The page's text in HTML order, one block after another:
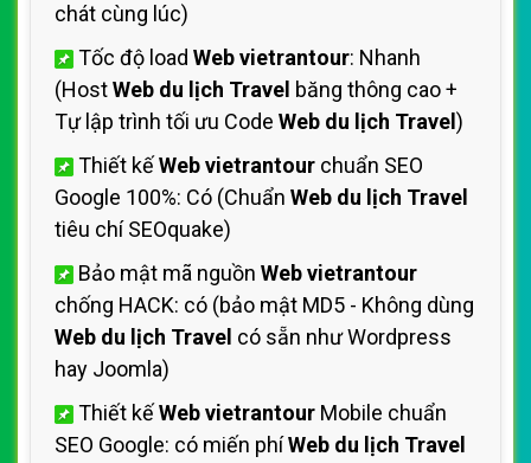
chát cùng lúc)
Tốc độ load Web vietrantour: Nhanh
(HostWeb du lịch Travel băng thông cao +
Tự lập trình tối ưu Code Web du lịch Travel )
Thiết kếWeb vietrantour chuẩn SEO
Google 100%: Có (Chuẩn Web du lịch Travel
tiêu chí SEOquake)
Bảo mật mã nguồn Web vietrantour
chống HACK: có (bảo mật MD5 - Không dùng
Web du lịch Travel có sẵn như Wordpress
hay Joomla)
Thiết kếWeb vietrantour Mobile chuẩn
SEO Google: có miến phíWeb du lịch Travel